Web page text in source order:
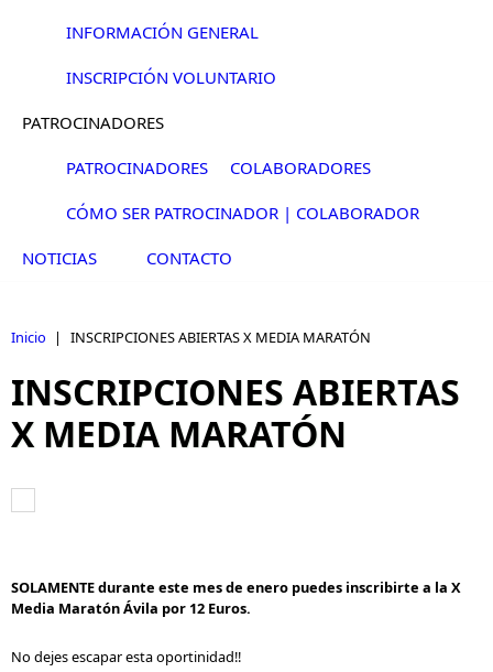
INFORMACIÓN GENERAL
INSCRIPCIÓN VOLUNTARIO
PATROCINADORES
PATROCINADORES COLABORADORES
CÓMO SER PATROCINADOR | COLABORADOR
NOTICIAS CONTACTO
Inicio | INSCRIPCIONES ABIERTAS X MEDIA MARATÓN
INSCRIPCIONES ABIERTAS
X MEDIA MARATÓN
SOLAMENTE durante este mes de enero puedes inscribirte a la X
Media Maratón Ávila por 12 Euros.
No dejes escapar esta oportinidad!!